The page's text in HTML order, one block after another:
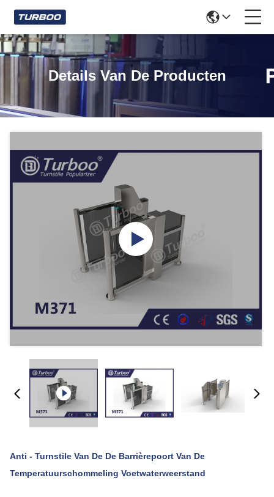
Details Van De Producten
Anti - Turnstile Van De De Barrièrepoort Van De
Temperatuurschommeling Voetwaterweerstand